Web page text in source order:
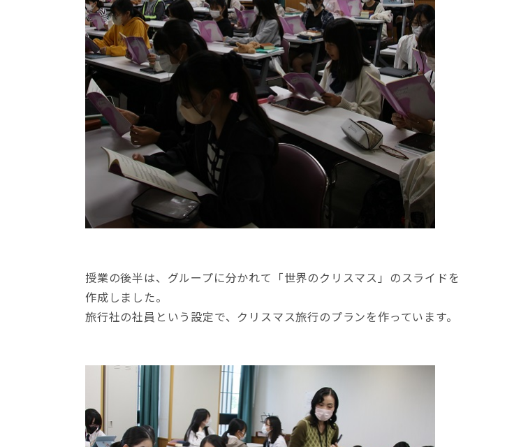
授業の後半は、グループに分かれて「世界のクリスマス」のスライドを
作成しました。
旅行社の社員という設定で、クリスマス旅行のプランを作っています。